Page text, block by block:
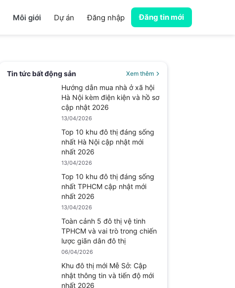
Môi giới Dự án Đăng nhập Đăng tin mới
Tin tức bất động sản Xem thêm
Hướng dẫn mua nhà ở xã hội
Hà Nội kèm điện kiện và hồ sơ
cập nhật 2026
13/04/2026
Top 10 khu đô thị đáng sống
nhất Hà Nội cập nhật mới
nhất 2026
13/04/2026
Top 10 khu đô thị đáng sống
nhất TPHCM cập nhật mới
nhất 2026
13/04/2026
Toàn cảnh 5 đô thị vệ tinh
TPHCM và vai trò trong chiến
lược giãn dân đô thị
06/04/2026
Khu đô thị mới Mễ Sở: Cập
nhật thông tin và tiến độ mới
nhất 2026